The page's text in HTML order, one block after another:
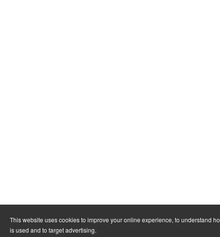
This website uses cookies to improve your online experience, to understand
is used and to target advertising.